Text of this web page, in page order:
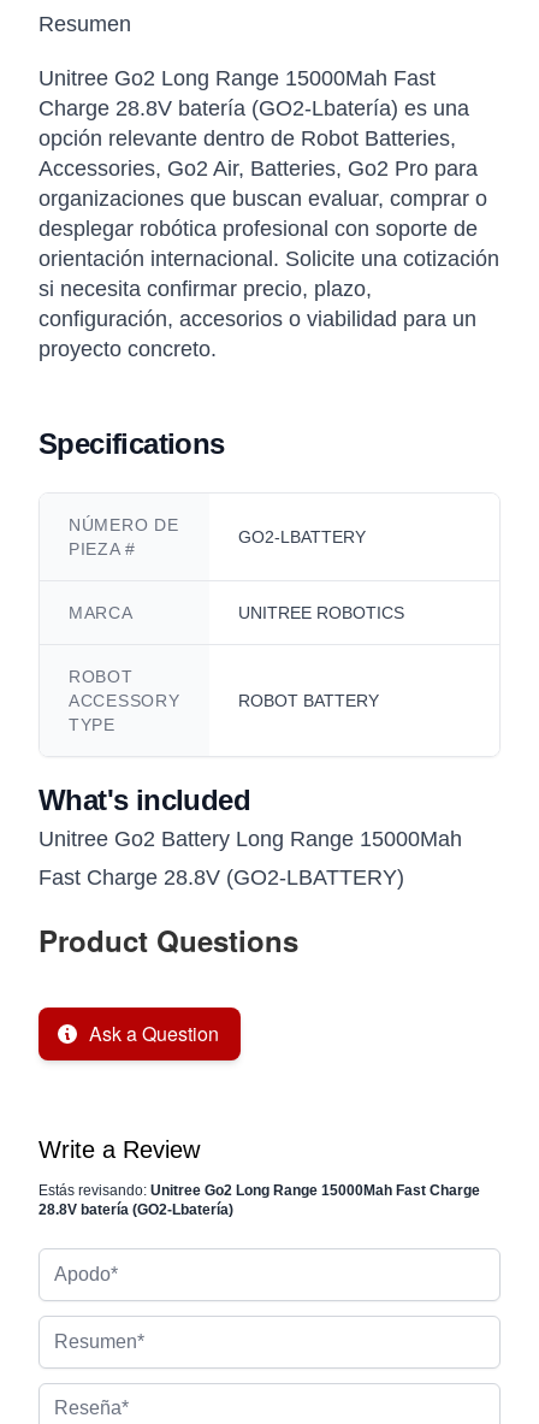
Resumen
Unitree Go2 Long Range 15000Mah Fast
Charge 28.8V batería (GO2-Lbatería) es una
opción relevante dentro de Robot Batteries,
Accessories, Go2 Air, Batteries, Go2 Pro para
organizaciones que buscan evaluar, comprar o
desplegar robótica profesional con soporte de
orientación internacional. Solicite una cotización
si necesita confirmar precio, plazo,
configuración, accesorios o viabilidad para un
proyecto concreto.
Specifications
NÚMERO DE
PIEZA #
GO2-LBATTERY
MARCA UNITREE ROBOTICS
ROBOT
ACCESSORY
TYPE
ROBOT BATTERY
What's included
Unitree Go2 Battery Long Range 15000Mah
Fast Charge 28.8V (GO2-LBATTERY)
Product Questions
Ask a Question
Write a Review
Estás revisando: Unitree Go2 Long Range 15000Mah Fast Charge
28.8V batería (GO2-Lbatería)
Reseña